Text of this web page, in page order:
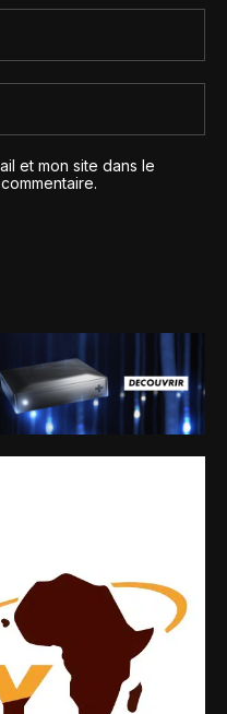
et mon site dans le